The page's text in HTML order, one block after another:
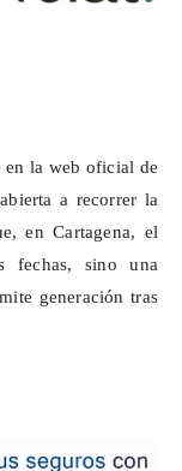
en la web oficial de
a recorrer la
en Cartagena, el
fechas, sino una
generación tras